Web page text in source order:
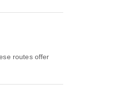
routes offer